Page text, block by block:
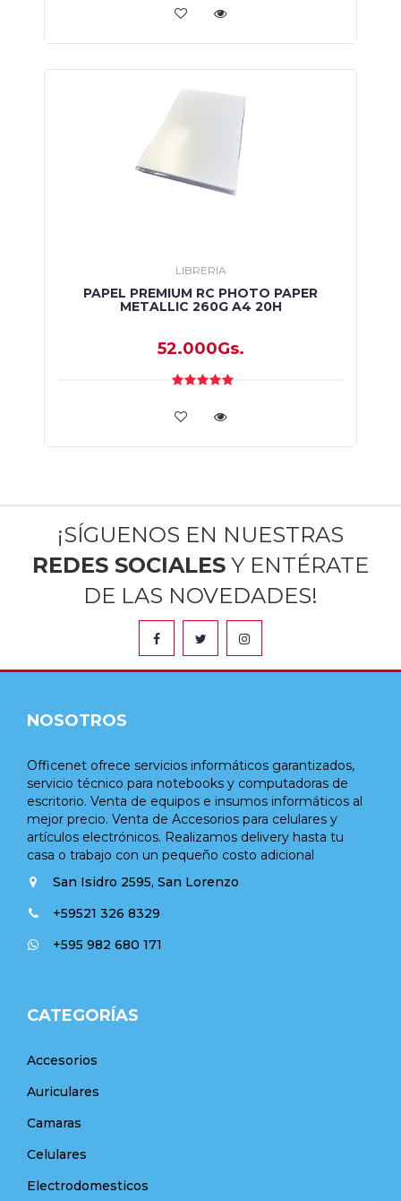
LIBRERIA
PAPEL PREMIUM RC PHOTO PAPER
METALLIC 260G A4 20H
52.000Gs.
¡SÍGUENOS EN NUESTRAS
REDES SOCIALES Y ENTÉRATE
DE LAS NOVEDADES!
NOSOTROS
Officenet ofrece servicios informáticos garantizados,
servicio técnico para notebooks y computadoras de
escritorio. Venta de equipos e insumos informáticos al
mejor precio. Venta de Accesorios para celulares y
artículos electrónicos. Realizamos delivery hasta tu
casa o trabajo con un pequeño costo adicional
San Isidro 2595, San Lorenzo
+59521 326 8329
+595 982 680 171
CATEGORÍAS
Accesorios
Auriculares
Camaras
Celulares
Electrodomesticos